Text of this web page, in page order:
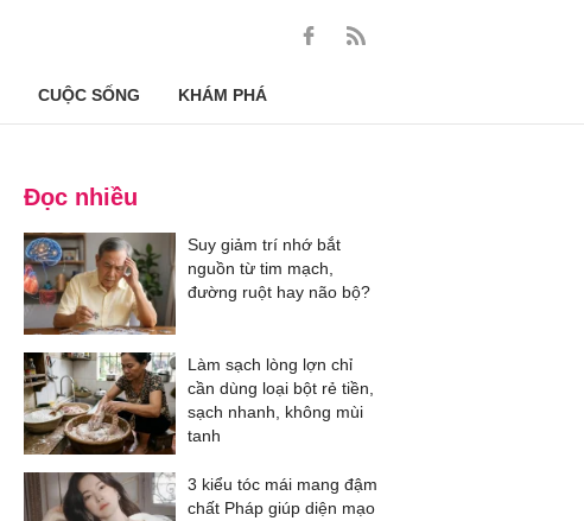
CUỘC SỐNG KHÁM PHÁ
Đọc nhiều
Suy giảm trí nhớ bắt
nguồn từ tim mạch,
đường ruột hay não bộ?
Làm sạch lòng lợn chỉ
cần dùng loại bột rẻ tiền,
sạch nhanh, không mùi
tanh
3 kiểu tóc mái mang đậm
chất Pháp giúp diện mạo